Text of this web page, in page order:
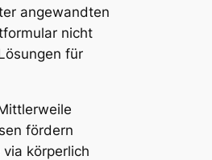
angewandten
nicht
für
fördern
körperlich